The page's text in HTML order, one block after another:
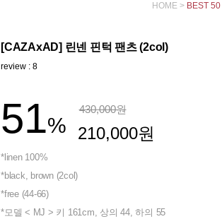
HOME > BEST 50
[CAZAxAD] 린넨 핀턱 팬츠 (2col)
review : 8
51%
430,000원
210,000원
*linen 100%
*black, brown (2col)
*free (44-66)
*모델 < MJ > 키 161cm, 상의 44, 하의 55